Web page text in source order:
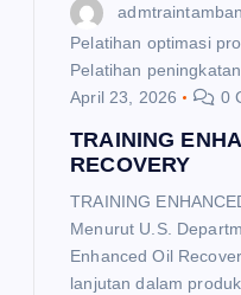
Pelatihan optimasi
Pelatihan
April 23, 2026
0
TRAINING
RECOVERY
TRAINING
Menurut U.S.
Enhanced Oil
lanjutan dalam